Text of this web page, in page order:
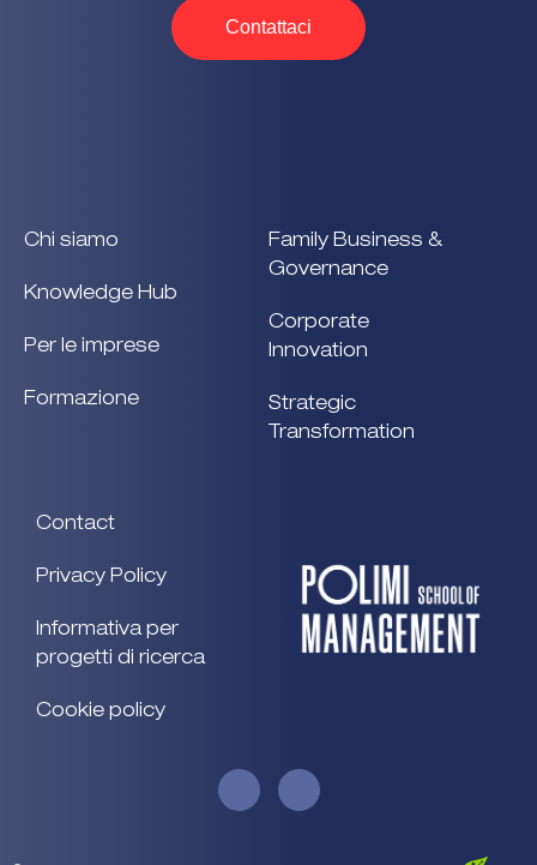
Contattaci
Chi siamo
Knowledge Hub
Per le imprese
Formazione
Family Business &
Governance
Corporate
Innovation
Strategic
Transformation
Contact
Privacy Policy
Informativa per
progetti di ricerca
Cookie policy